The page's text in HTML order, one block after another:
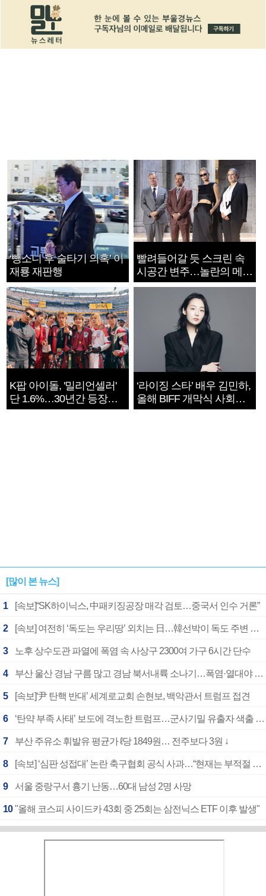
‘뺑소니 후 술타기 의혹’ 이
재룡 재판행
빨려들어갈 듯 스크린 속
시공간 변주…놀란의 메시
지는 ‘전쟁 속죄’
K팝 아이돌, '밀리언셀러'
단 1.6%…30년간 등장
1182개팀 전수조사
‘라이징 스타’ 배우 김민하,
올해 BIFF 개막식 사회자
확정
[많이 본 뉴스]
1 [속보]“SK하이닉스, 中패키징공장 매각 검토…중국서 인수 거론”
2 [속보] 여전히 ‘독도는 우리땅’ 외치는 日…韓선박이 독도 주변 해양조사 활동하자 반발
3 노후 상수도관 파열에 폭염 속 사상구 2300여 가구 6시간 단수
4 부산 울산 경남 구름 많고 경남 북서내륙 소나기…폭염·열대야 계속
5 [속보]‘尹 탄핵 반대’ 세계로교회 손현보, 백악관서 트럼프 접견
6 ‘탄약 부족 사태’ 보도에 격노한 트럼프…군사기밀 유출자 색출 지시
7 부산 주유소 휘발유 평균가 ℓ당 1849원… 전주보다 3원 ↓
8 [속보] ‘심판 성접대’ 논란 축구협회 공식 사과…“현재는 부적절 행위 없어”
9 서울 중랑구서 흉기 난동…60대 남성 2명 사망
10 "올해 코스피 사이드카 43회 중 25회는 삼전닉스 ETF 이후 발생"